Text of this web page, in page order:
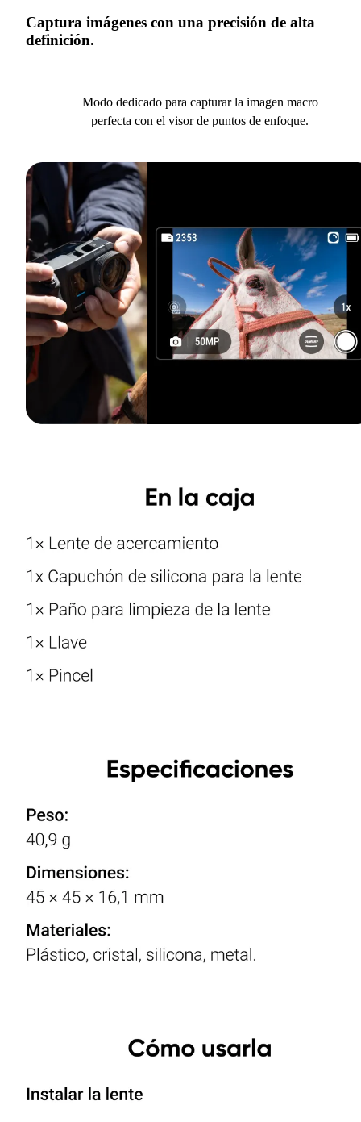
Captura imágenes con una precisión de alta
definición.
Modo dedicado para capturar la imagen macro
perfecta con el visor de puntos de enfoque.